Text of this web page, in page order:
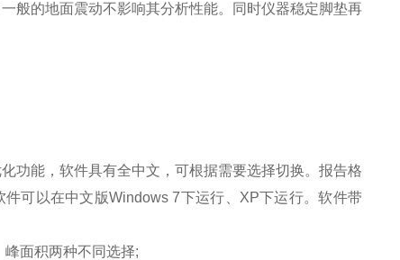
般的地面震动不影响其分析性能。同时仪器稳定脚垫再
功能，软件具有全中文，可根据需要选择切换。报告格
可以在中文版Windows 7下运行、XP下运行。软件带
面积两种不同选择;